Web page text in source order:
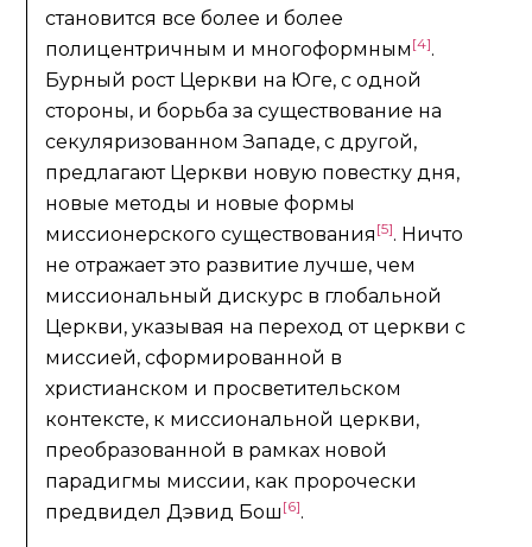
становится все более и более
полицентричным и многоформным [4].
Бурный рост Церкви на Юге, с одной
стороны, и борьба за существование на
секуляризованном Западе, с другой,
предлагают Церкви новую повестку дня,
новые методы и новые формы
миссионерского существования [5]. Ничто
не отражает это развитие лучше, чем
миссиональный дискурс в глобальной
Церкви, указывая на переход от церкви с
миссией, сформированной в
христианском и просветительском
контексте, к миссиональной церкви,
преобразованной в рамках новой
парадигмы миссии, как пророчески
предвидел Дэвид Бош [6].